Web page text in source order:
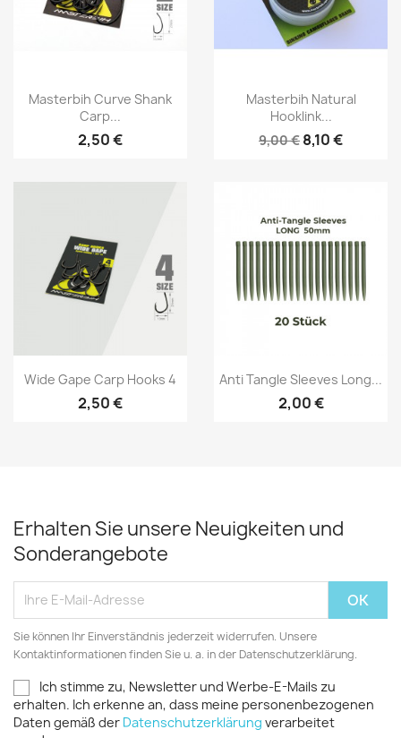
Vorschau
Masterbih Curve Shank
Carp...
2,50 €
Vorschau
Masterbih Natural
Hooklink...
9,00 € 8,10 €
Vorschau
Wide Gape Carp Hooks 4
2,50 €
Vorschau
Anti Tangle Sleeves Long...
2,00 €
Erhalten Sie unsere Neuigkeiten und
Sonderangebote
Sie können Ihr Einverständnis jederzeit widerrufen. Unsere
Kontaktinformationen finden Sie u. a. in der Datenschutzerklärung.
Ich stimme zu, Newsletter und Werbe-E-Mails zu
erhalten. Ich erkenne an, dass meine personenbezogenen
Daten gemäß der Datenschutzerklärung verarbeitet